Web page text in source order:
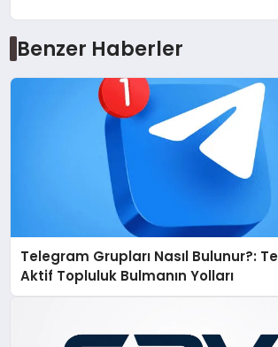
Benzer Haberler
Telegram Grupları Nasıl Bulunur?:
Aktif Topluluk Bulmanın Yolları